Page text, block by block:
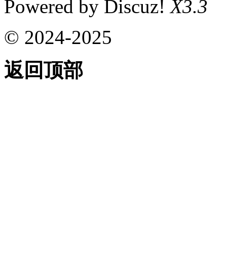
Powered by Discuz!X3.3
© 2024-2025
返回顶部